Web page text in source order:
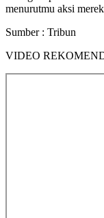
menurutmu aksi
Sumber : Tribun
VIDEO